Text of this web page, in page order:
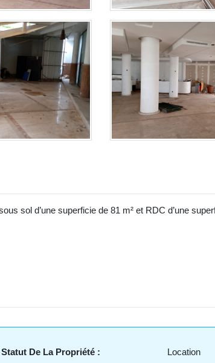
sol d’une superficie de 81 m² et RDC d’une
Statut De La Propriété : Location